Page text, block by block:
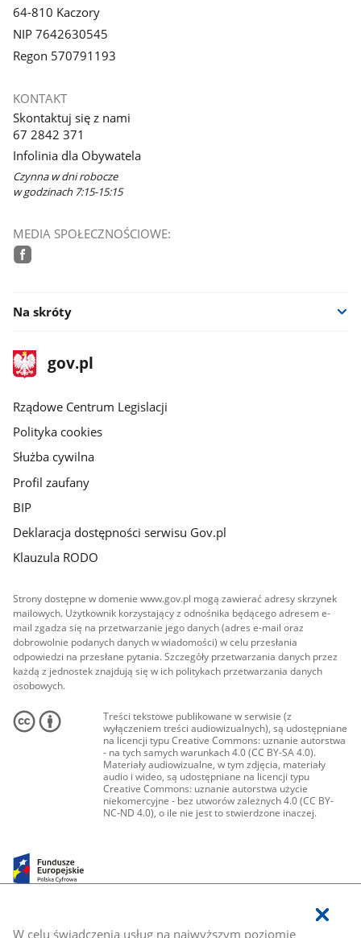
W celu świadczenia usług na najwyższym poziomie
64-810 Kaczory
NIP 7642630545
Regon 570791193
KONTAKT
Skontaktuj się z nami
67 2842 371
Infolinia dla Obywatela
Czynna w dni robocze
w godzinach 7:15-15:15
MEDIA SPOŁECZNOŚCIOWE:
Na skróty
stopka
gov.plStrona
gov.pl
Rządowe Centrum Legislacji
Polityka cookies
Służba cywilna
Profil zaufany
BIP
Deklaracja dostępności serwisu Gov.pl
Klauzula RODO
Strony dostępne w domenie www.gov.pl mogą zawierać adresy skrzynek
mailowych. Użytkownik korzystający z odnośnika będącego adresem e-
mail zgadza się na przetwarzanie jego danych (adres e-mail oraz
dobrowolnie podanych danych w wiadomości) w celu przesłania
odpowiedzi na przesłane pytania. Szczegóły przetwarzania danych przez
każdą z jednostek znajdują się w ich politykach przetwarzania danych
osobowych.
Treści tekstowe publikowane w serwisie (z
wyłączeniem treści audiowizualnych), są udostępniane
na licencji typu Creative Commons: uznanie autorstwa
- na tych samych warunkach 4.0 (CC BY-SA 4.0).
Materiały audiowizualne, w tym zdjęcia, materiały
audio i wideo, są udostępniane na licencji typu
Creative Commons: uznanie autorstwa użycie
niekomercyjne - bez utworów zależnych 4.0 (CC BY-
NC-ND 4.0), o ile nie jest to stwierdzone inaczej.